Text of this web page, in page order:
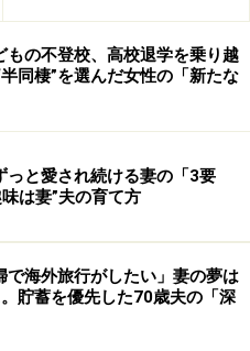
もの不登校、高校退学を乗り越
同棲”を選んだ女性の「新たな
っと愛され続ける妻の「3要
は妻”夫の育て方
で海外旅行がしたい」妻の夢は
貯蓄を優先した70歳夫の「深